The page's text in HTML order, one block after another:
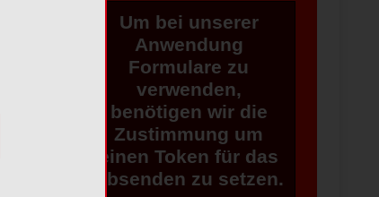
Um bei unserer
Anwendung
Formulare zu
verwenden,
benötigen wir die
Zustimmung um
einen Token für das
Absenden zu setzen.